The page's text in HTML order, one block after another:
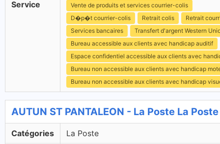
Service
Vente de produits et services courrier-colis
D�p�t courrier-colis
Retrait colis
Retrait
Services bancaires
Transfert d'argent Western
Bureau accessible aux clients avec handicap auditif
Espace confidentiel accessible aux clients avec
Bureau non accessible aux clients avec handicap
Bureau non accessible aux clients avec handicap
AUTUN ST PANTALEON - La Poste La Poste
Catégories La Poste